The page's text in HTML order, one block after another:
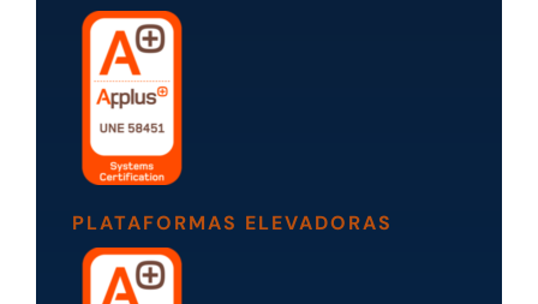
PLATAFORMAS ELEVADORAS